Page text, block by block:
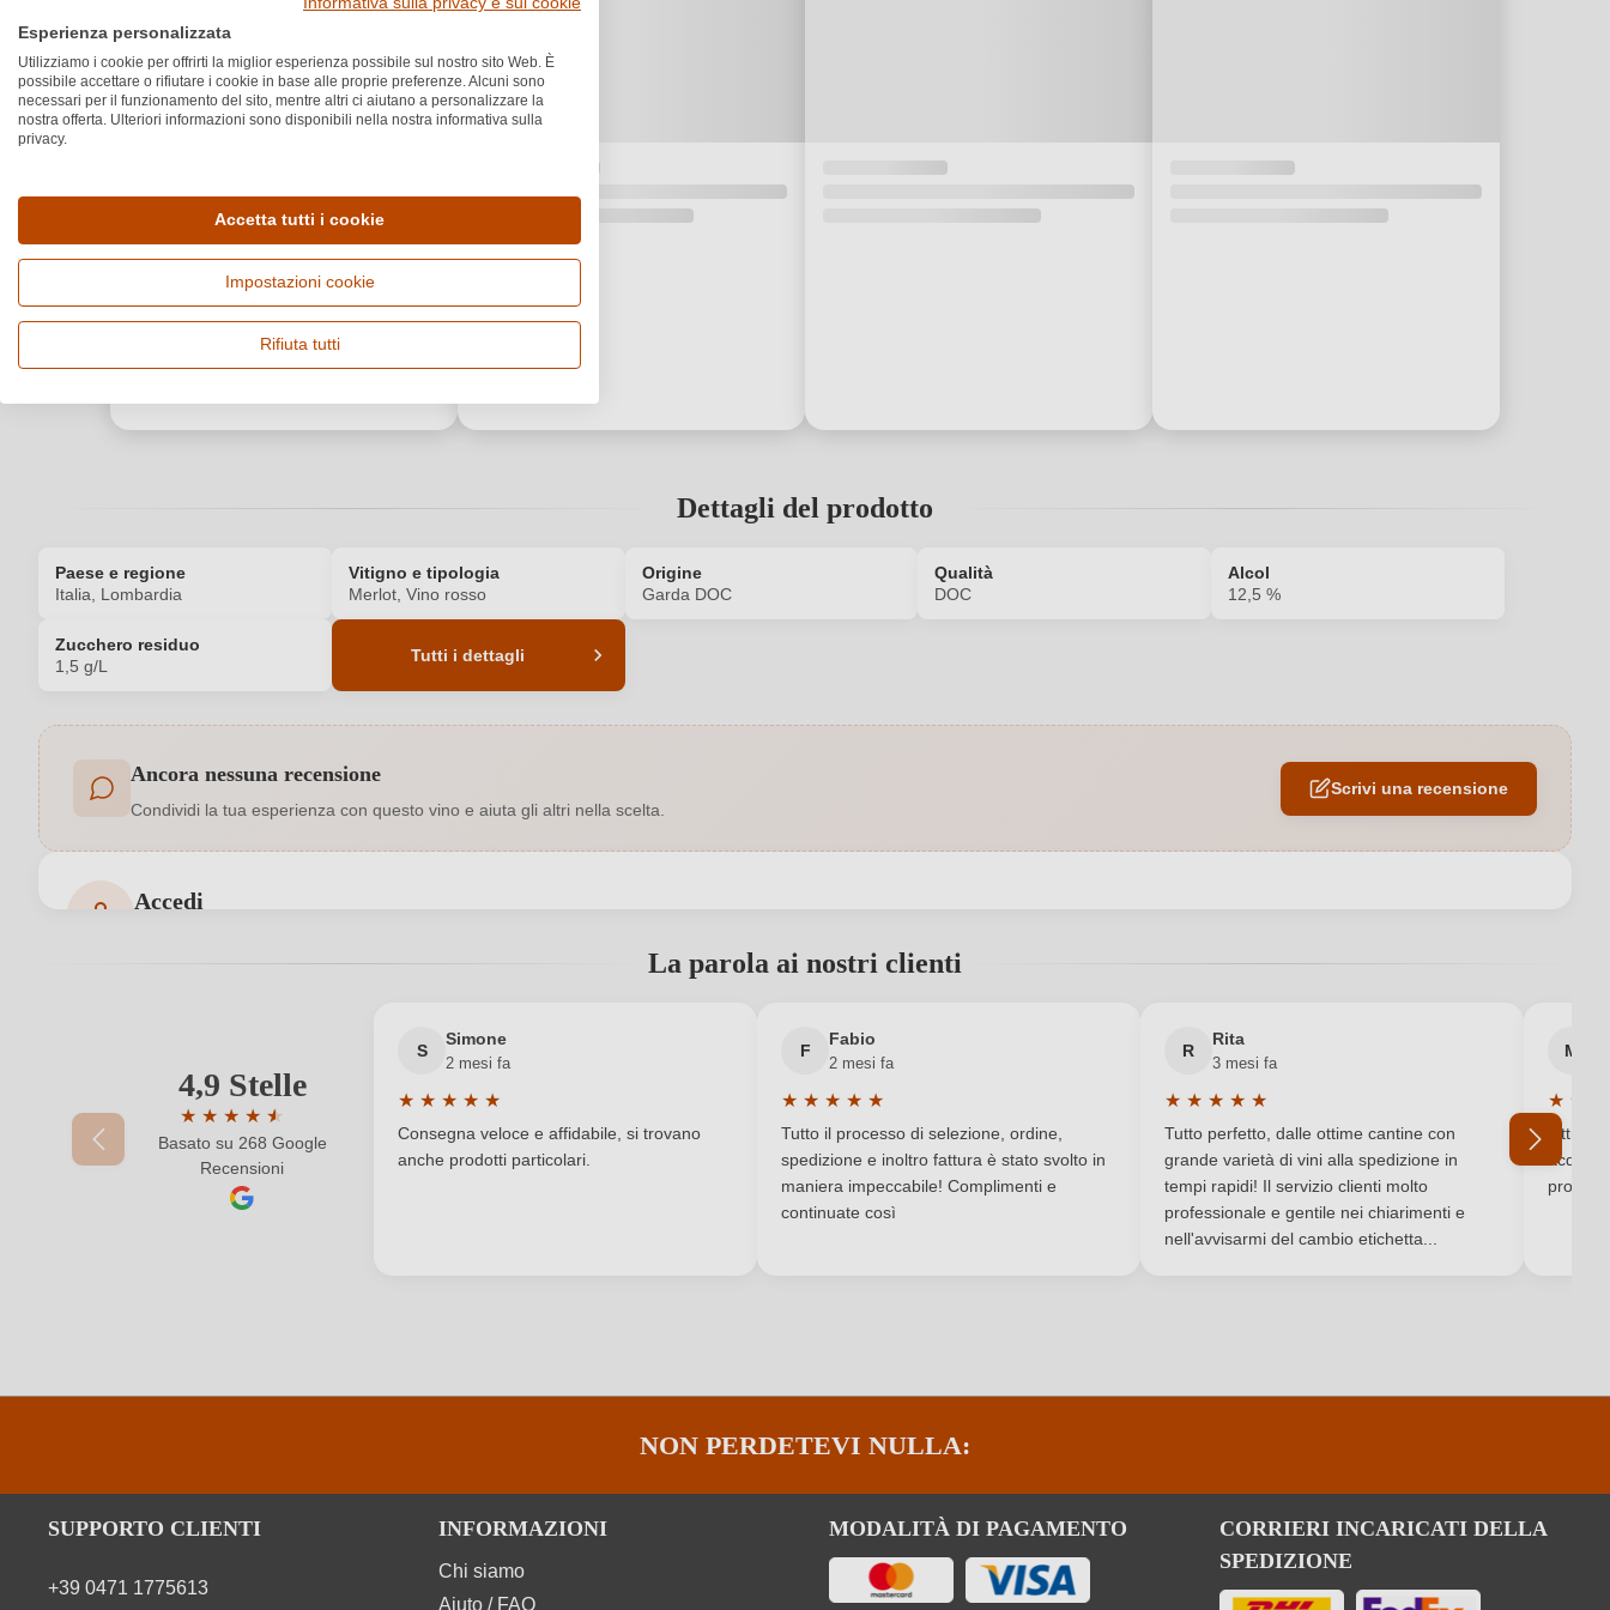
Dettagli del prodotto
Paese e regione
Italia, Lombardia
Vitigno e tipologia
Merlot, Vino rosso
Origine
Garda DOC
Qualità
DOC
Alcol
12,5 %
Zucchero residuo
1,5 g/L
Tutti i dettagli
Acidità 2022
Colore dell'uva 12,5 %
Bianca 1, 25010 Pozzolengo (BS), Italia
Luogo
Regione
Contiene solfiti Tappo di bottiglia Tappo in sughero naturale
Varietà di uva Merlot
Ancora nessuna recensione
Condividi la tua esperienza con questo vino e aiuta gli altri nella scelta.
Scrivi una recensione
Accedi
Il tuo indirizzo e-mail
La tua password
Ho dimenticato la mia password.
La parola ai nostri clienti
4,9 Stelle
★ ★ ★ ★ ★
★
Valutazione media di 4.9 su 5 stelle
Basato su 268 Google
Recensioni
S
Simone
2 mesi fa
★ ★ ★ ★ ★
Valutazione media di 5 su 5 stelle
Consegna veloce e affidabile, si trovano
anche prodotti particolari.
F
Fabio
2 mesi fa
★ ★ ★ ★ ★
Valutazione media di 5 su 5 stelle
Tutto il processo di selezione, ordine,
spedizione e inoltro fattura è stato svolto in
maniera impeccabile! Complimenti e
continuate così
R
Rita
3 mesi fa
★ ★ ★ ★ ★
Valutazione media di 5 su 5 stelle
Tutto perfetto, dalle ottime cantine con
grande varietà di vini alla spedizione in
tempi rapidi! Il servizio clienti molto
professionale e gentile nei chiarimenti e
nell'avvisarmi del cambio etichetta...
M
★ ★
Ottimo
NON PERDETEVI NULLA:
SUPPORTO CLIENTI
+39 0471 1775613
INFORMAZIONI
Chi siamo
Aiuto / FAQ
MODALITÀ DI PAGAMENTO
CORRIERI INCARICATI DELLA
SPEDIZIONE
Esperienza personalizzata
Utilizziamo i cookie per offrirti la miglior esperienza possibile sul nostro sito Web. È
possibile accettare o rifiutare i cookie in base alle proprie preferenze. Alcuni sono
necessari per il funzionamento del sito, mentre altri ci aiutano a personalizzare la
nostra offerta. Ulteriori informazioni sono disponibili nella nostra informativa sulla
privacy.
Accetta tutti i cookie
Impostazioni cookie
Rifiuta tutti